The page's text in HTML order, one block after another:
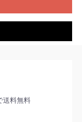
送料無料